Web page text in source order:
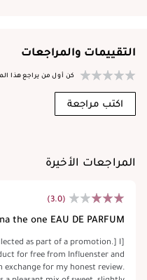
التقييمات والمراجعات
كن أول من يراجع هذا
اكتب مراجعة
المراجعات الأخيرة
(3.0)
the one EAU DE PARFUM
as part of a promotion.] I
for free from Influenster and
exchange for my honest review.